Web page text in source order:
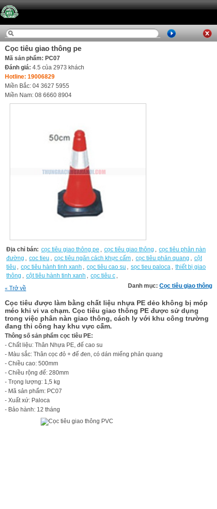
Cọc tiêu giao thông pe
Mã sản phẩm: PC07
Đánh giá: 4.5 của 2973 khách
Hotline: 19006829
Miền Bắc: 04 3627 5955
Miền Nam: 08 6660 8904
Địa chỉ bán: cọc tiêu giao thông pe , cọc tiêu giao thông , cọc tiêu phân nàn
đường , coc tieu , cọc tiêu ngăn cách khực cấm , cọc tiêu phản quang , cột
tiêu , cọc tiêu hành tinh xanh , cọc tiêu cao su , sọc tieu paloca , thiết bị giao
thông , cột tiêu hành tinh xanh , cọc tiêu c ,
« Trở về Danh mục: Cọc tiêu giao thông
Cọc tiêu được làm bằng chất liệu nhựa PE dẻo không bị móp
méo khi vi va chạm. Cọc tiêu giao thông PE được sử dụng
trong việc phân nàn giao thông, cách ly với khu công trường
đang thi công hay khu vực cấm.
Thông số sản phẩm cọc tiêu PE:
- Chất liệu: Thân Nhựa PE, đế cao su
- Màu sắc: Thân cọc đỏ + đế đen, có dán miếng phản quang
- Chiều cao: 500mm
- Chiều rộng đế: 280mm
- Trọng lượng: 1,5 kg
- Mã sản phẩm: PC07
- Xuất xứ: Paloca
- Bảo hành: 12 tháng